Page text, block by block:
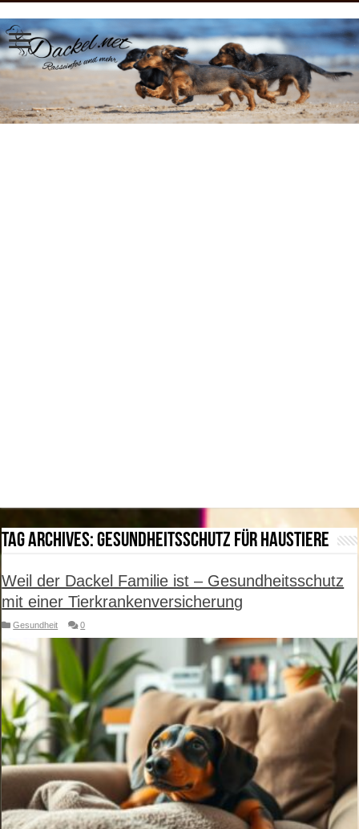
Tag Archives:Gesundheitsschutz für Haustiere
Weil der Dackel Familie ist – Gesundheitsschutz
mit einer Tierkrankenversicherung
Gesundheit 0